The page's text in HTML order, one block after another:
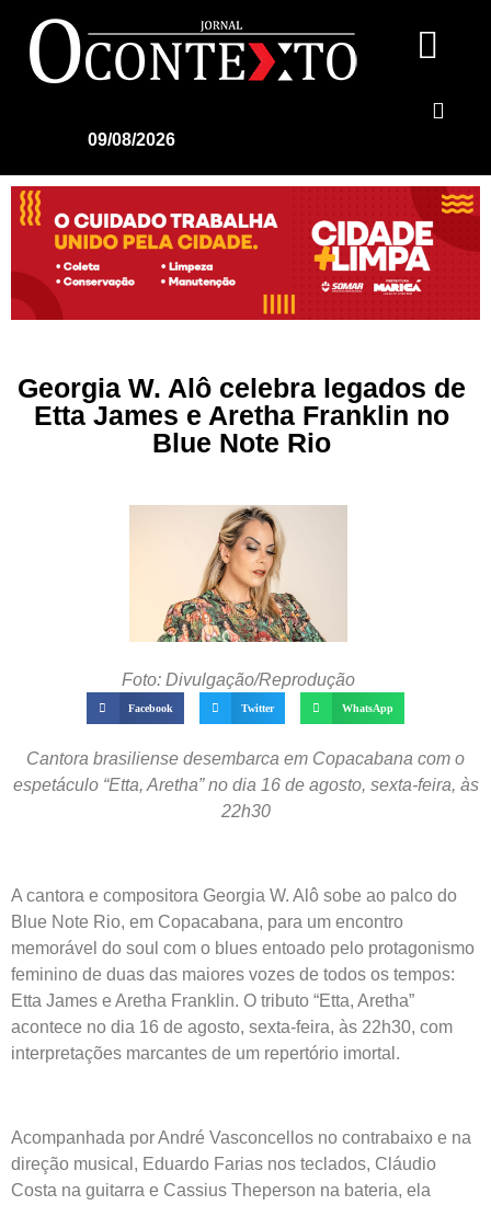
09/08/2026
Georgia W. Alô celebra legados de
Etta James e Aretha Franklin no
Blue Note Rio
Foto: Divulgação/Reprodução
Facebook Twitter WhatsApp
Cantora brasiliense desembarca em Copacabana com o
espetáculo “Etta, Aretha” no dia 16 de agosto, sexta-feira, às
22h30
A cantora e compositora Georgia W. Alô sobe ao palco do
Blue Note Rio, em Copacabana, para um encontro
memorável do soul com o blues entoado pelo protagonismo
feminino de duas das maiores vozes de todos os tempos:
Etta James e Aretha Franklin. O tributo “Etta, Aretha”
acontece no dia 16 de agosto, sexta-feira, às 22h30, com
interpretações marcantes de um repertório imortal.
Acompanhada por André Vasconcellos no contrabaixo e na
direção musical, Eduardo Farias nos teclados, Cláudio
Costa na guitarra e Cassius Theperson na bateria, ela